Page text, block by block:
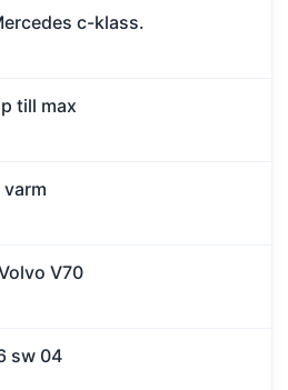
c-klass.
till max
V70
sw 04